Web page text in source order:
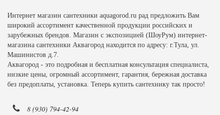
Интернет магазин сантехники aquagorod.ru рад предложить Вам
широкий ассортимент качественной продукции российских и
зарубежных брендов. Магазин с экспозицией (ШоуРум) интернет-
магазина сантехники Аквагород находится по адресу: г.Тула, ул.
Машинистов д.7.
Аквагород - это подробная и бесплатная консультация специалиста,
низкие цены, огромный ассортимент, гарантия, бережная доставка
без предоплаты, установка. Теперь купить сантехнику так просто!
8 (930) 794-42-94